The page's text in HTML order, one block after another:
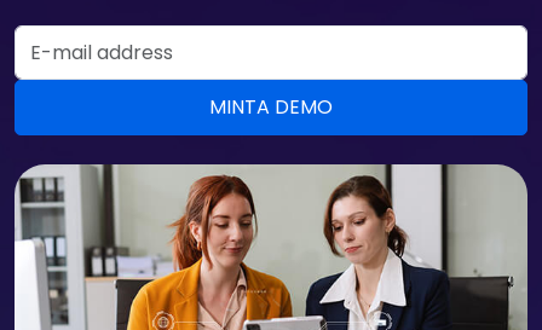
MINTA DEMO
Email Address